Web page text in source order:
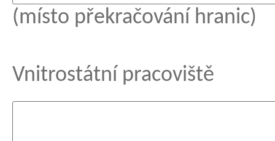
(místo překračování hranic)
Vnitrostátní pracoviště